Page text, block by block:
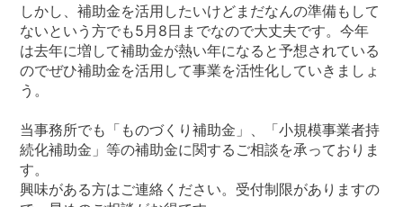
しかし、補助金を活用したいけどまだなんの準備もして
ないという方でも5月8日までなので大丈夫です。今年
は去年に増して補助金が熱い年になると予想されている
のでぜひ補助金を活用して事業を活性化していきましょ
う。
当事務所でも「ものづくり補助金」、「小規模事業者持
続化補助金」等の補助金に関するご相談を承っておりま
す。
興味がある方はご連絡ください。受付制限がありますの